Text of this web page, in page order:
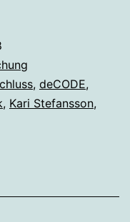
, deCODE,
, Kari Stefansson,